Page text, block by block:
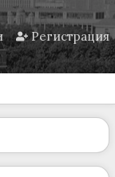
Регистрация